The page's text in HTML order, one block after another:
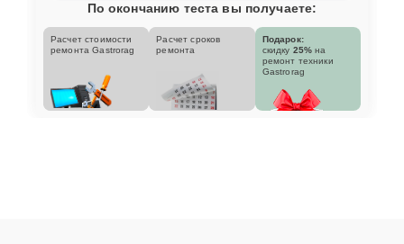
По окончанию теста вы получаете:
Расчет стоимости
ремонта Gastrorag
Расчет сроков
ремонта
Подарок:
скидку 25% на
ремонт техники
Gastrorag